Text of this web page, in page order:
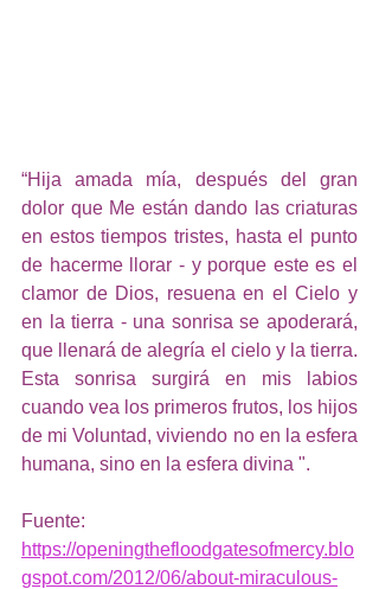
“Hija amada mía, después del gran
dolor que Me están dando las criaturas
en estos tiempos tristes, hasta el punto
de hacerme llorar - y porque este es el
clamor de Dios, resuena en el Cielo y
en la tierra - una sonrisa se apoderará,
que llenará de alegría el cielo y la tierra.
Esta sonrisa surgirá en mis labios
cuando vea los primeros frutos, los hijos
de mi Voluntad, viviendo no en la esfera
humana, sino en la esfera divina ".
Fuente:
https://openingthefloodgatesofmercy.blo
gspot.com/2012/06/about-miraculous-